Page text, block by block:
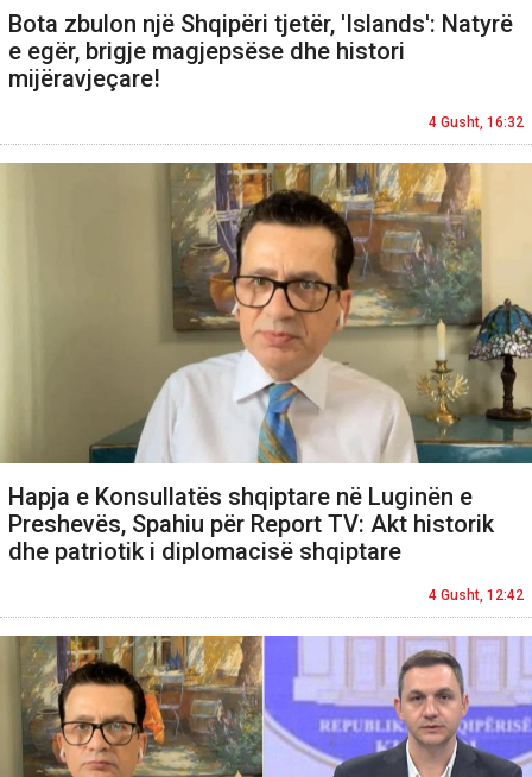
Bota zbulon një Shqipëri tjetër, 'Islands': Natyrë
e egër, brigje magjepsëse dhe histori
mijëravjeçare!
4 Gusht, 16:32
Hapja e Konsullatës shqiptare në Luginën e
Preshevës, Spahiu për Report TV: Akt historik
dhe patriotik i diplomacisë shqiptare
4 Gusht, 12:42